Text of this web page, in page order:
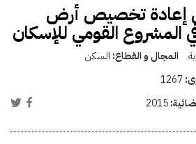
إعادة تخصيص أرض
المشروع القومي للإسكان
المجال و القطاع: السكن
1267
2015